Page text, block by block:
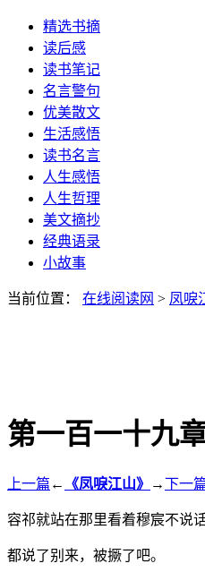
精选书摘
读后感
读书笔记
名言警句
优美散文
生活感悟
读书名言
人生感悟
人生哲理
美文摘抄
经典语录
小故事
当前位置： 在线阅读网 > 凤唳
第一百一十九
上一篇 ← 《凤唳江山》 →下一
容祁就站在那里看着穆宸不说
都说了别来，被撅了吧。